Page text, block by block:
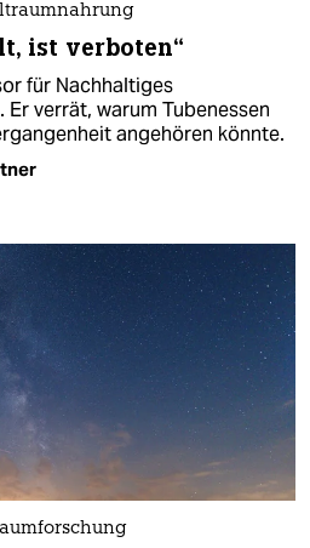
ist verboten“
für Nachhaltiges
verrät, warum Tubenessen
angehören könnte.